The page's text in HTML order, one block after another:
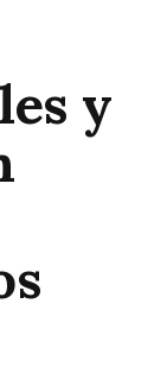
y